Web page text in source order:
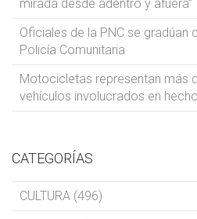
mirada desde adentro y afuera”
Oficiales de la PNC se gradúan
Policía Comunitaria
Motocicletas representan más
vehículos involucrados en
CATEGORÍAS
CULTURA (496)